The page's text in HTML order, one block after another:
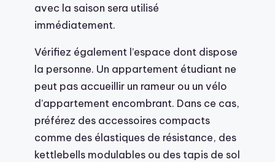
avec la saison sera utilisé
immédiatement.
Vérifiez également l’espace dont dispose
la personne. Un appartement étudiant ne
peut pas accueillir un rameur ou un vélo
d’appartement encombrant. Dans ce cas,
préférez des accessoires compacts
comme des élastiques de résistance, des
kettlebells modulables ou des tapis de sol